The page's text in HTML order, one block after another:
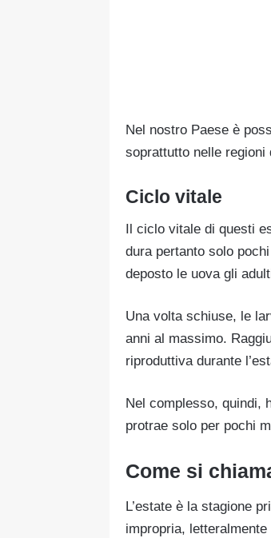
Nel nostro Paese è
soprattutto nelle regioni
Ciclo vitale
Il ciclo vitale di questi
dura pertanto solo
deposto le uova gli
Una volta schiuse, le
anni al massimo.
riproduttiva durante
Nel complesso, quindi,
protrae solo per pochi
Come si
L’estate è la stagione
impropria,